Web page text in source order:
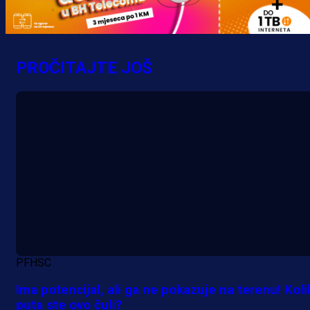
PROČITAJTE JOŠ
PFHSC
Ima potencijal, ali ga ne pokazuje na terenu!
puta ste ovo čuli?